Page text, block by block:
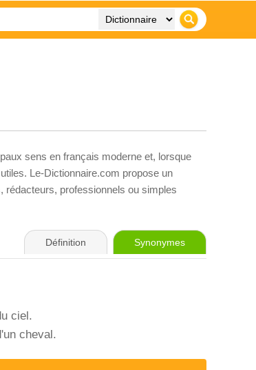
sens en français moderne et, lorsque
Le-Dictionnaire.com propose un
rédacteurs, professionnels ou simples
Définition Synonymes
ciel.
cheval.